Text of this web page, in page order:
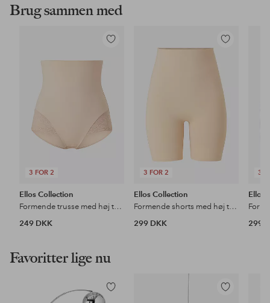
Brug sammen med
3 FOR 2
Tilføj
favoritter
Ellos Collection
Formende trusse med høj talje - medium støtte
249 DKK
3 FOR 2
Tilføj
favoritter
Ellos Collection
Formende shorts med høj talje - medium support
299 DKK
3
Ellos
299
Favoritter lige nu
Tilføj
Tilføj